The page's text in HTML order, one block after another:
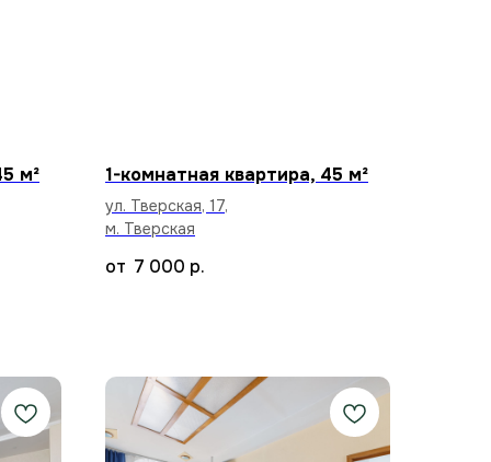
м² 1-комнатная квартира, 45 м²
ул. Тверская, 17,
м. Тверская
7 000 р.